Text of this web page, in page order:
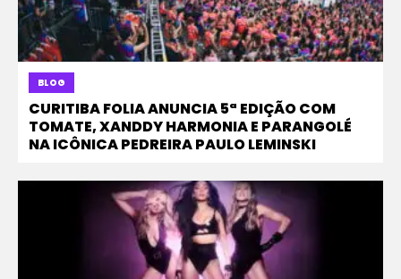
BLOG
CURITIBA FOLIA ANUNCIA 5ª EDIÇÃO COM
TOMATE, XANDDY HARMONIA E PARANGOLÉ
NA ICÔNICA PEDREIRA PAULO LEMINSKI